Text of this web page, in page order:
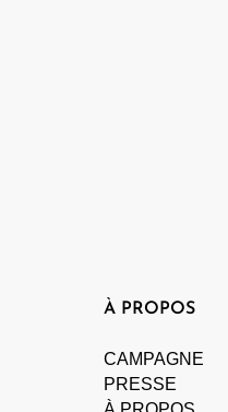
À PROPOS
CAMPAGNE
PRESSE